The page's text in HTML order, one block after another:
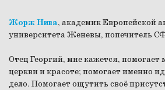
Жорж Нива, академик Европейской
университета Женевы, попечитель
Отец Георгий, мне кажется, помогает
церкви и красоте; помогает именно
дело. Помогает ощутить своё